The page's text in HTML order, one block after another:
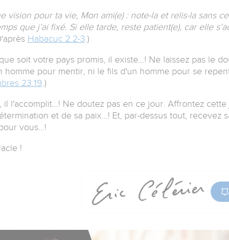
vision pour ta vie, Mon ami(e) : note-la et relis-la sans
que j’ai fixé. Si elle tarde, reste patient(e), car elle
Habacuc 2.2-3 .)
soit votre pays promis, il existe…! Ne laissez pas le
homme pour mentir, ni le fils d'un homme pour se
23.19 .)
il l'accomplit…! Ne doutez pas en ce jour. Affrontez
et de sa paix…! Et, par-dessus tout, recevez
vous…!
!